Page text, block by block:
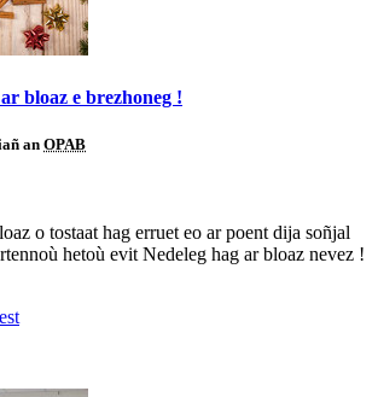
bloaz e brezhoneg !
an OPAB
o tostaat hag erruet eo ar poent dija soñjal
hetoù evit Nedeleg hag ar bloaz nevez !